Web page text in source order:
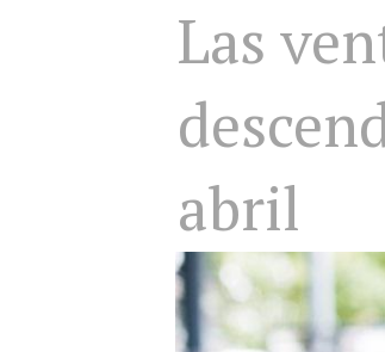
Las
abril